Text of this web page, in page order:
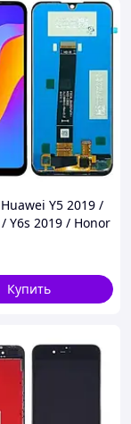
Y5 2019 /
Y6s 2019 / Honor
Купить